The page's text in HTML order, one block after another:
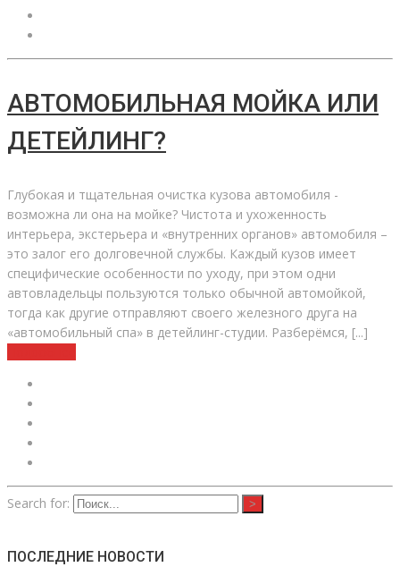
АВТОМОБИЛЬНАЯ МОЙКА ИЛИ
ДЕТЕЙЛИНГ?
Глубокая и тщательная очистка кузова автомобиля -
возможна ли она на мойке? Чистота и ухоженность
интерьера, экстерьера и «внутренних органов» автомобиля –
это залог его долговечной службы. Каждый кузов имеет
специфические особенности по уходу, при этом одни
автовладельцы пользуются только обычной автомойкой,
тогда как другие отправляют своего железного друга на
«автомобильный спа» в детейлинг-студии. Разберёмся, [...]
Search for:
ПОСЛЕДНИЕ НОВОСТИ